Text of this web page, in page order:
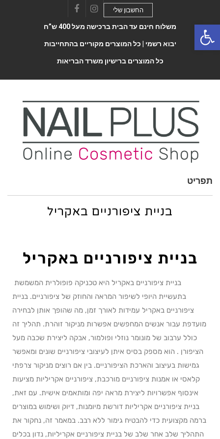
FacebookInstagram
החשבון שלי
משלוח חינם עד הבית ברכישה מעל 400 ש”ח
יבוא רשמי | כל המוצרים מקוריים בהתחייבות
כל המוצרים ברישיון משרד הבריאות
Toggle
תפריט
בניית ציפורניים באקריל
בניית ציפורניים באקריל
בתעשיית היופי לשיפור המראה והחוזק של ציפורניים. בניית
ציפורניים באקריל עמידות לאורך זמן, מה שהופך אותן לבחירה
מועדפת עבור אנשים המחפשים אפשרות מניקור זוהרת. תהליך זה
כולל ערבוב של מונומר נוזלי ופולמור, אבקה ליצירת שכבה מעל
הציפורן . הוא מספק בסיס איתן לעיצובי ציפורניים שונים ומאפשר
גמישות בעיצוב והארכת הציפורניים. בין אם רוצים מניקור צרפתי
קלאסי או אמנות ציפורניים מורכבת, ציפורניים אקריליות מציעות
אינסוף אפשרויות ליצירת מראה יפה ומותאמים אישית. עם זאת,
בניית ציפורניים אקריליות דורשת מיומנות, דיוק ושימוש במוצרים
ברמה מקצועית כדי להבטיח גימור ללא רבב. במאמר זה, נחקור את
התהליך שלב אחר שלב של בניית ציפורניים אקריליות, נדון בכלים